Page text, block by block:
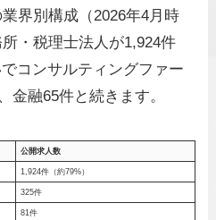
界別構成（2026年4月時
・税理士法人が1,924件
コンサルティングファー
金融65件と続きます。
公開求人数
1,924件（約79%）
325件
81件